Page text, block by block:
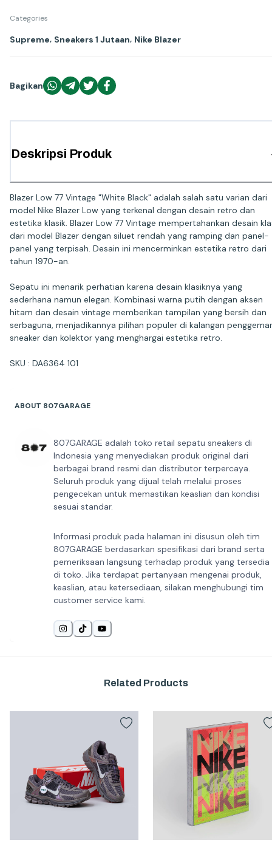
Categories
Supreme Sneakers 1 Jutaan Nike Blazer
Bagikan
Deskripsi Produk
Blazer Low 77 Vintage "White Black" adalah salah satu varian dari
model Nike Blazer Low yang terkenal dengan desain retro dan
estetika klasik. Blazer Low 77 Vintage mempertahankan desain
dari model Blazer dengan siluet rendah yang ramping dan panel-
panel yang terpisah. Desain ini mencerminkan estetika retro dari
tahun 1970-an.
Sepatu ini menarik perhatian karena desain klasiknya yang
sederhana namun elegan. Kombinasi warna putih dengan aksen
hitam dan desain vintage memberikan tampilan yang bersih dan
serbaguna, menjadikannya pilihan populer di kalangan penggemar
sneaker dan kolektor yang menghargai estetika retro.
SKU : DA6364 101
ABOUT 807GARAGE
807GARAGE adalah toko retail sepatu sneakers di
Indonesia yang menyediakan produk original dari
berbagai brand resmi dan distributor terpercaya.
Seluruh produk yang dijual telah melalui proses
pengecekan untuk memastikan keaslian dan kondisi
sesuai standar.
Informasi produk pada halaman ini disusun oleh tim
807GARAGE berdasarkan spesifikasi dari brand serta
pemeriksaan langsung terhadap produk yang tersedia
di toko. Jika terdapat pertanyaan mengenai produk,
keaslian, atau ketersediaan, silakan menghubungi tim
customer service kami.
Related Products